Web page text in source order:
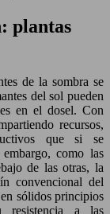
plantas
de la sombra se
del sol pueden
en el dosel. Con
recursos,
que si se
como las
de las otras, la
convencional del
sólidos principios
resistencia a las